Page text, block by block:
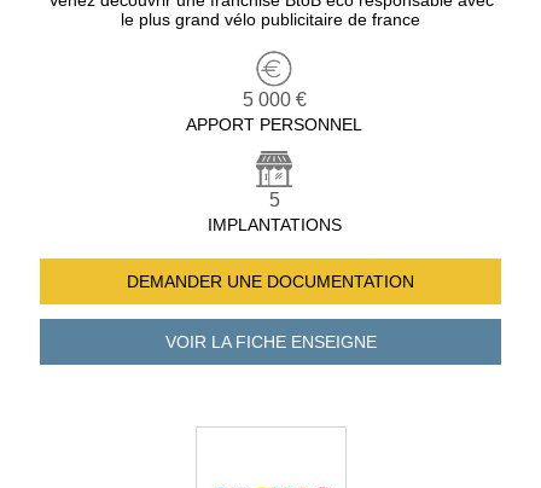
le plus grand vélo publicitaire de france
5 000 €
APPORT PERSONNEL
5
IMPLANTATIONS
DEMANDER UNE DOCUMENTATION
VOIR LA FICHEENSEIGNE